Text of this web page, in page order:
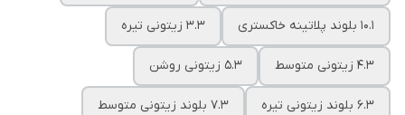
10.1 بلوند پلاتینه خاکستری 3.3 زیتونی تیره
4.3 زیتونی متوسط 5.3 زیتونی روشن
6.3 بلوند زیتونی تیره 7.3 بلوند زیتونی متوسط